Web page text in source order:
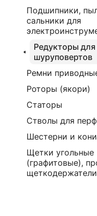
Подшипники,
сальники для
Редукторы для
шуруповертов
Ремни
Роторы (якори)
Статоры
Стволы для
Шестерни и
Щетки угольные
(графитовые),
щеткодержатели